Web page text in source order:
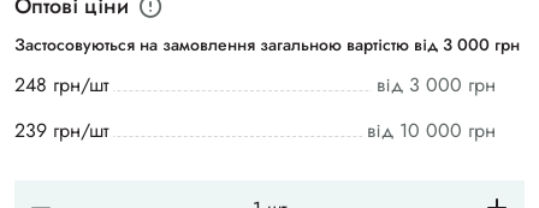
Застосовуються на замовлення загальною вартістю від 3 000 грн
248 грн/шт
від 3 000 грн
239 грн/шт
від 10 000 грн